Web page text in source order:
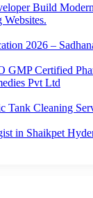
Build
2026 –
GMP Certified
Pvt Ltd
Tank Cleaning
in Shaikpet